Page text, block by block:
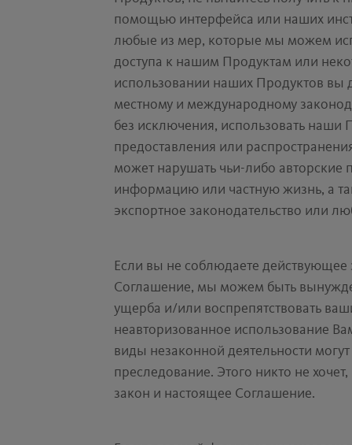
помощью интерфейса или наших
любые из мер, которые мы можем
доступа к нашим Продуктам или
использовании наших Продуктов
местному и международному
без исключения, использовать наши
предоставления или
может нарушать чьи-либо
информацию или частную жизнь, а
экспортное законодательство или
Если вы не соблюдаете действующее
Соглашение, мы можем быть
ущерба и/или воспрепятствовать
неавторизованное использование
виды незаконной деятельности
преследование. Этого никто не
закон и настоящее Соглашение.